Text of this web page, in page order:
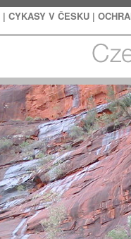
| CYKASY V ČESKU |